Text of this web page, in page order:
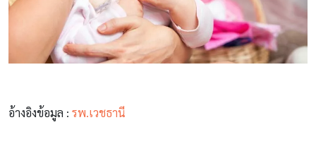
อ้างอิงข้อมูล : รพ.เวชธานี